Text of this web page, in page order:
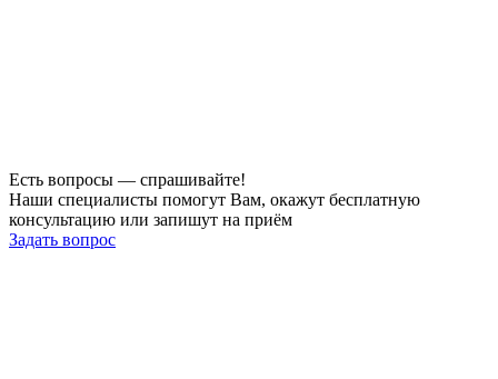
Есть вопросы — спрашивайте!
Наши специалисты помогут Вам, окажут бесплатную
консультацию или запишут на приём
Задать вопрос